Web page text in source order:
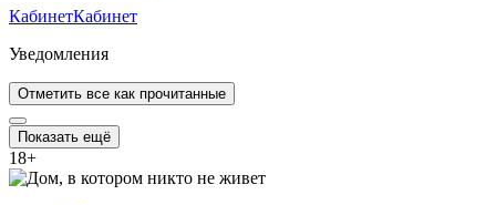
КабинетКабинет
Уведомления
Отметить все как прочитанные
Показать ещё
18+